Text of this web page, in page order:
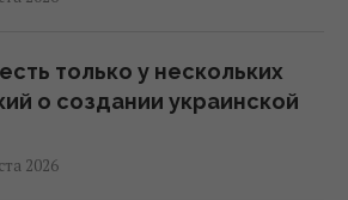
только у нескольких
о создании украинской
2026